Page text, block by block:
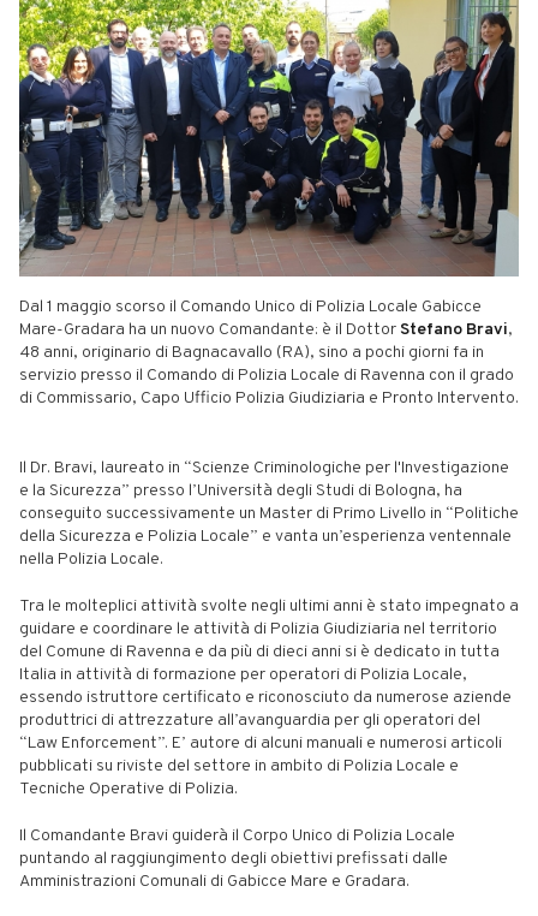
Dal 1 maggio scorso il Comando Unico di Polizia Locale Gabicce
Mare-Gradara ha un nuovo Comandante: è il Dottor Stefano Bravi,
48 anni, originario di Bagnacavallo (RA), sino a pochi giorni fa in
servizio presso il Comando di Polizia Locale di Ravenna con il grado
di Commissario, Capo Ufficio Polizia Giudiziaria e Pronto Intervento.
Il Dr. Bravi, laureato in “Scienze Criminologiche per l'Investigazione
e la Sicurezza” presso l’Università degli Studi di Bologna, ha
conseguito successivamente un Master di Primo Livello in “Politiche
della Sicurezza e Polizia Locale” e vanta un’esperienza ventennale
nella Polizia Locale.
Tra le molteplici attività svolte negli ultimi anni è stato impegnato a
guidare e coordinare le attività di Polizia Giudiziaria nel territorio
del Comune di Ravenna e da più di dieci anni si è dedicato in tutta
Italia in attività di formazione per operatori di Polizia Locale,
essendo istruttore certificato e riconosciuto da numerose aziende
produttrici di attrezzature all’avanguardia per gli operatori del
“Law Enforcement”. E’ autore di alcuni manuali e numerosi articoli
pubblicati su riviste del settore in ambito di Polizia Locale e
Tecniche Operative di Polizia.
Il Comandante Bravi guiderà il Corpo Unico di Polizia Locale
puntando al raggiungimento degli obiettivi prefissati dalle
Amministrazioni Comunali di Gabicce Mare e Gradara.